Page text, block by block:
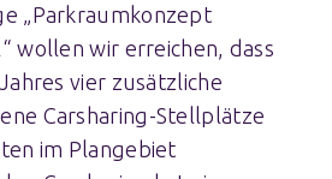
„Parkraumkonzept
wollen wir erreichen, dass
vier zusätzliche
Carsharing-Stellplätze
im Plangebiet